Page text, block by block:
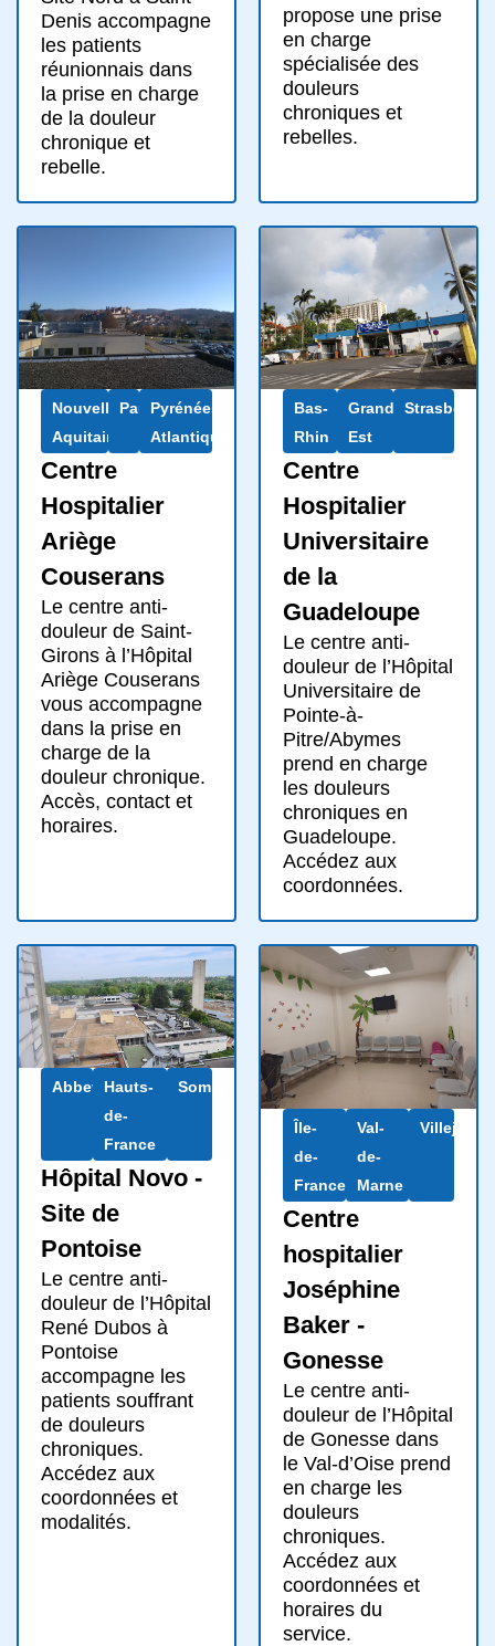
Denis accompagne
les patients
réunionnais dans
la prise en charge
de la douleur
chronique et
rebelle.
propose une prise
en charge
spécialisée des
douleurs
chroniques et
rebelles.
Nouvelle-
Aquitaine
Pau
Pyrénées-
Atlantiques
Centre
Hospitalier
Ariège
Couserans
Le centre anti-
douleur de Saint-
Girons à l’Hôpital
Ariège Couserans
vous accompagne
dans la prise en
charge de la
douleur chronique.
Accès, contact et
horaires.
Bas-
Rhin
Grand
Est
Strasbourg
Centre
Hospitalier
Universitaire
de la
Guadeloupe
Le centre anti-
douleur de l’Hôpital
Universitaire de
Pointe-à-
Pitre/Abymes
prend en charge
les douleurs
chroniques en
Guadeloupe.
Accédez aux
coordonnées.
AbbevilleHauts-
de-
France
Somme
Hôpital Novo -
Site de
Pontoise
Le centre anti-
douleur de l’Hôpital
René Dubos à
Pontoise
accompagne les
patients souffrant
de douleurs
chroniques.
Accédez aux
coordonnées et
modalités.
Île-
de-
France
Val-
de-
Marne
Villejuif
Centre
hospitalier
Joséphine
Baker -
Gonesse
Le centre anti-
douleur de l’Hôpital
de Gonesse dans
le Val-d’Oise prend
en charge les
douleurs
chroniques.
Accédez aux
coordonnées et
horaires du
service.